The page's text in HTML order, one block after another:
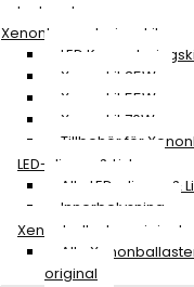
Led- och
Xenonkonverteringskit
LED
Xenonkit 35W
Xenonkit 55W
Xenonkit 70W
Tillbehör för
LED-slingor & Lister
Alla LED-slingor &
Innerbelysning
Xenonballaster original
Alla
original